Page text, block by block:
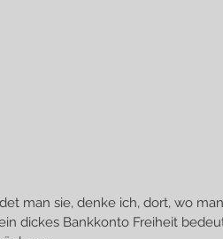
man sie, denke ich, dort, wo
dickes Bankkonto Freiheit